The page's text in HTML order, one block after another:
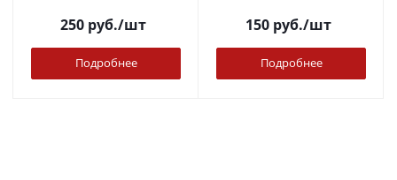
250руб./шт
Подробнее
150руб./шт
Подробнее